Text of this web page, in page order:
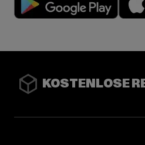
KOSTENLOSE